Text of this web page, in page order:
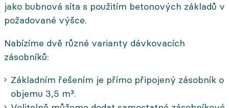
jako bubnová síta s použitím betonových základů v
požadované výšce.
Nabízíme dvě různé varianty dávkovacích
zásobníků:
Základním řešením je přímo připojený zásobník o
objemu 3,5 m³.